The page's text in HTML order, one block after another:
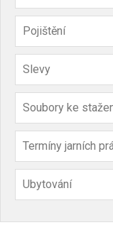
Pojištění
Slevy
Soubory ke
Termíny jarních
Ubytování